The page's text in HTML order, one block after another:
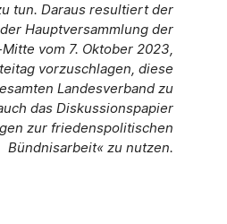
tun. Daraus resultiert der
Hauptversammlung der
vom 7. Oktober 2023,
vorzuschlagen, diese
Landesverband zu
das Diskussionspapier
zur friedenspolitischen
Bündnisarbeit« zu nutzen.